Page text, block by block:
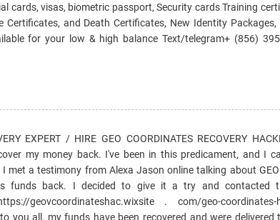
cards, visas, biometric passport, Security cards Training
and Death Certificates, New Identity
for your low & high balance Text/telegram+ ‪(856)
EXPERT / HIRE GEO COORDINATES RECOVERY
my money back. I've been in this predicament, and I
a testimony from Alexa Jason online talking about GEO
funds back. I decided to give it a try and contacted
geovcoordinateshac.wixsite . com/geo-coordinates-
you all, my funds have been recovered and were